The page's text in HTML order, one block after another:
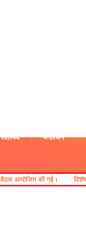
स्वास्थ्य मनोरंजन
विशेष स्वच्छता अभियान में